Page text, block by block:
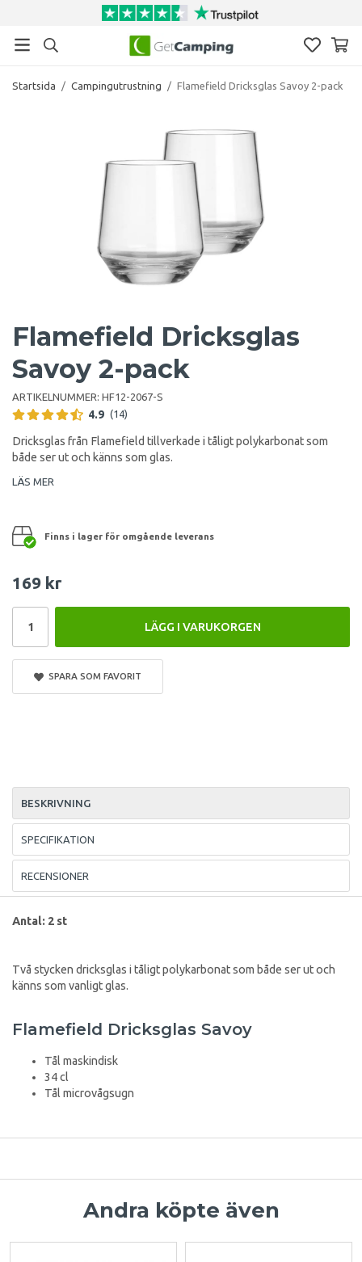
Startsida / Campingutrustning / Flamefield Dricksglas Savoy 2-pack
Flamefield Dricksglas
Savoy 2-pack
ARTIKELNUMMER: HF12-2067-S
4.9 (14)
Dricksglas från Flamefield tillverkade i tåligt polykarbonat som
både ser ut och känns som glas.
LÄS MER
Finns i lager för omgående leverans
169 kr
LÄGG I VARUKORGEN
SPARA SOM FAVORIT
BESKRIVNING
SPECIFIKATION
RECENSIONER
Antal: 2 st
Två stycken dricksglas i tåligt polykarbonat som både ser ut och
känns som vanligt glas.
Flamefield Dricksglas Savoy
Tål maskindisk
34 cl
Tål microvågsugn
Andra köpte även